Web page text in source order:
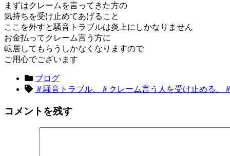
まずはクレームを言ってきた方の
気持ちを受け止めてあげること
ここを外すと騒音トラブルは炎上にしかなりません
お金払ってクレーム言う方に
転居してもらうしかなくなりますので
ご用心でございます
ブログ
＃騒音トラブル、＃クレーム言う人を受け止める、
コメントを残す